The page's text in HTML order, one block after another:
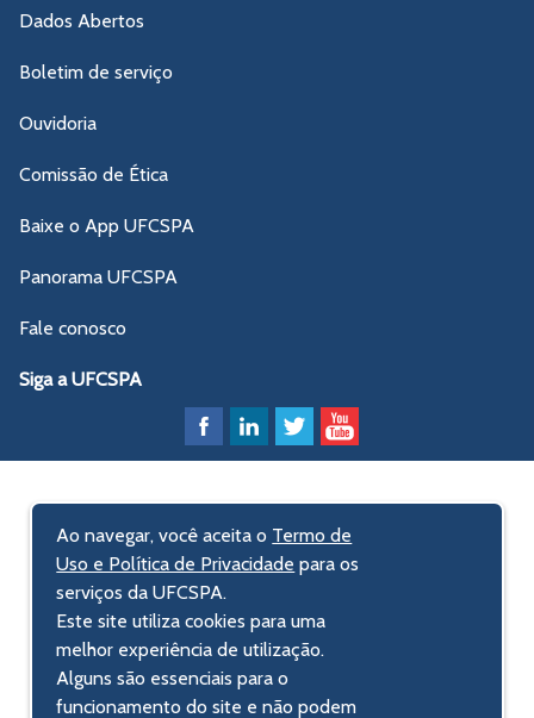
Dados Abertos
Boletim de serviço
Ouvidoria
Comissão de Ética
Baixe o App UFCSPA
Panorama UFCSPA
Fale conosco
Siga a UFCSPA
Ao navegar, você aceita o Termo de
Uso e Política de Privacidade para os
serviços da UFCSPA.
Este site utiliza cookies para uma
melhor experiência de utilização.
Alguns são essenciais para o
funcionamento do site e não podem